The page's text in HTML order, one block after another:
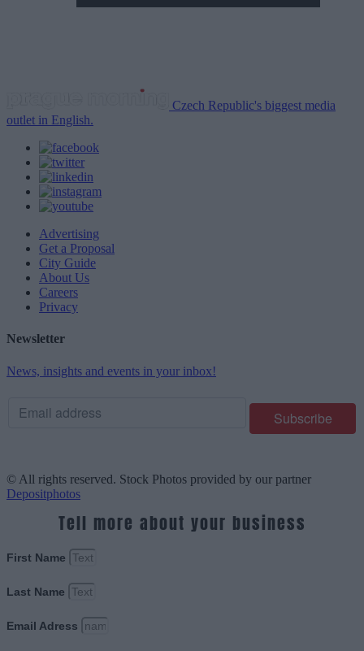
Czech Republic's biggest media
outlet in English.
Advertising
Get a Proposal
City Guide
About Us
Careers
Privacy
Newsletter
News, insights and events in your inbox!
© All rights reserved. Stock Photos provided by our partner
Depositphotos
Tell more about your business
First Name
Last Name
Email Adress